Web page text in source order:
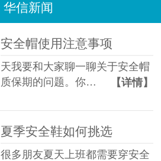
华信新闻
安全帽使用注意事项
天我要和大家聊一聊关于安全帽
质保期的问题。你…
【详情】
夏季安全鞋如何挑选
很多朋友夏天上班都需要穿安全